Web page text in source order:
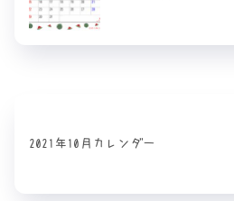
2021年10月カレンダー